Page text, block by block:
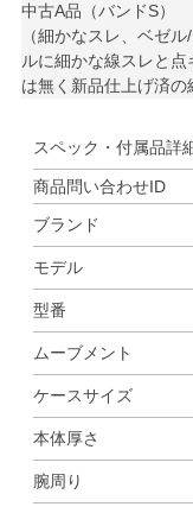
中古A品（バンドS）
（細かなスレ、ベゼ
ルに細かな線スレと
は無く新品仕上げ済の
スペック・付属品詳
商品問い合わせID
ブランド
モデル
型番
ムーブメント
ケースサイズ
本体厚さ
腕周り